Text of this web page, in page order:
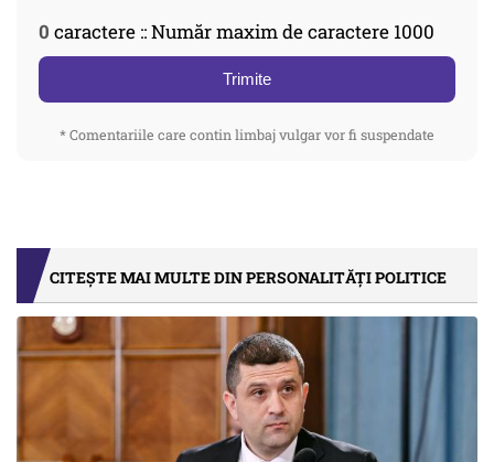
0 caractere :: Număr maxim de caractere 1000
Trimite
* Comentariile care contin limbaj vulgar vor fi suspendate
CITEȘTE MAI MULTE DIN PERSONALITĂȚI POLITICE